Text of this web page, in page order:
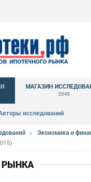
МАГАЗИН
2048
исследований
Экономика и
РЫНКА